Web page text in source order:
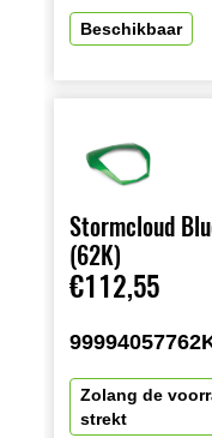
Beschikbaar
Stormcloud
(62K)
€112,55
Zolang de
strekt